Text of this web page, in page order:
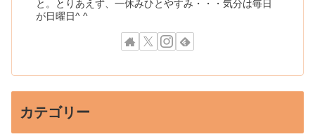
と。とりあえず、一休みひとやすみ・・・気分は毎日
が日曜日^ ^
カテゴリー